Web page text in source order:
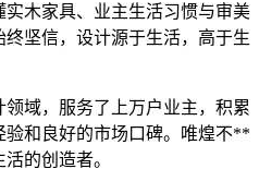
实木家具、业主生活习惯与审美
坚信，设计源于生活，高于生
域，服务了上万户业主，积累
验和良好的市场口碑。唯煌不**
的创造者。